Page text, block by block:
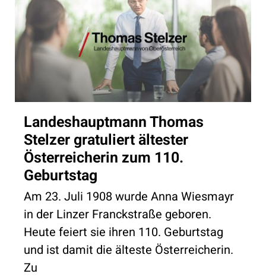
Landeshauptmann Thomas
Stelzer gratuliert ältester
Österreicherin zum 110.
Geburtstag
Am 23. Juli 1908 wurde Anna Wiesmayr
in der Linzer Franckstraße geboren.
Heute feiert sie ihren 110. Geburtstag
und ist damit die älteste Österreicherin.
Zu